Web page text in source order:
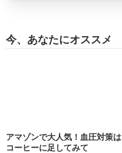
今、あなたにオススメ
アマゾンで大人気！血圧対策は
コーヒーに足してみて